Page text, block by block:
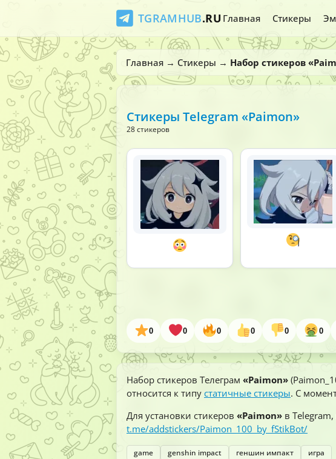
TGRAMHUB.RU Главная Стикеры
Главная → Стикеры → Набор стикеров
Стикеры Telegram «Paimon»
28 стикеров
0 0 0 0 0 0
Набор стикеров Телеграм «Paimon»
относится к типу статичные стикеры. С
Для установки стикеров «Paimon» в
t.me/addstickers/Paimon_100_by_fStikBot/
game genshin impact геншин импакт игра